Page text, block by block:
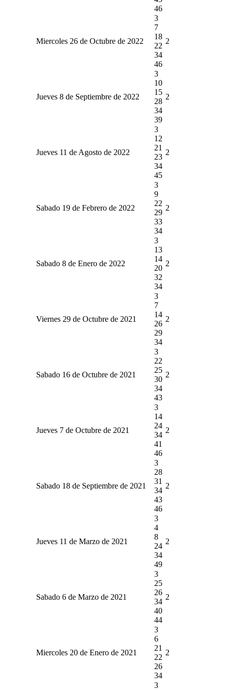
46
Miercoles 26 de Octubre de 2022
3
7
18
22
34
46
2
Jueves 8 de Septiembre de 2022
3
10
15
28
34
39
2
Jueves 11 de Agosto de 2022
3
12
21
23
34
45
2
Sabado 19 de Febrero de 2022
3
9
22
29
33
34
2
Sabado 8 de Enero de 2022
3
13
14
20
32
34
2
Viernes 29 de Octubre de 2021
3
7
14
26
29
34
2
Sabado 16 de Octubre de 2021
3
22
25
30
34
43
2
Jueves 7 de Octubre de 2021
3
14
24
34
41
46
2
Sabado 18 de Septiembre de 2021
3
28
31
34
43
46
2
Jueves 11 de Marzo de 2021
3
4
8
24
34
49
2
Sabado 6 de Marzo de 2021
3
25
26
34
40
44
2
Miercoles 20 de Enero de 2021
3
6
21
22
26
34
2
3